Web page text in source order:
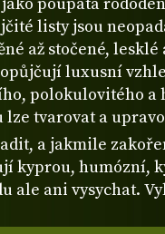
listy jsou
až stočené, lesklé
luxusní
polokulovitého a
lze tvarovat a
a jakmile
kyprou, humózní,
ale ani vysychat.